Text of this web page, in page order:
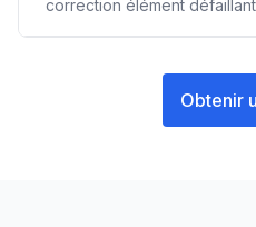
correction élément défaillant
Obtenir